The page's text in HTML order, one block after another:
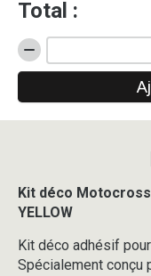
Total :
quantité
de
déco
Motocross
SXF
SERIES
2DR12
-
Kit déco Motocross
YELLOW
Kit déco adhésif
Spécialement conçu